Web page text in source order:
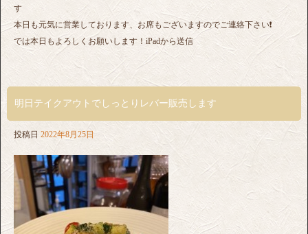
す
本日も元気に営業しております、お席もございますのでご連絡下さい❗️
では本日もよろしくお願いします！iPadから送信
明日テイクアウトでしっとりレバー販売します
投稿日 2022年8月25日